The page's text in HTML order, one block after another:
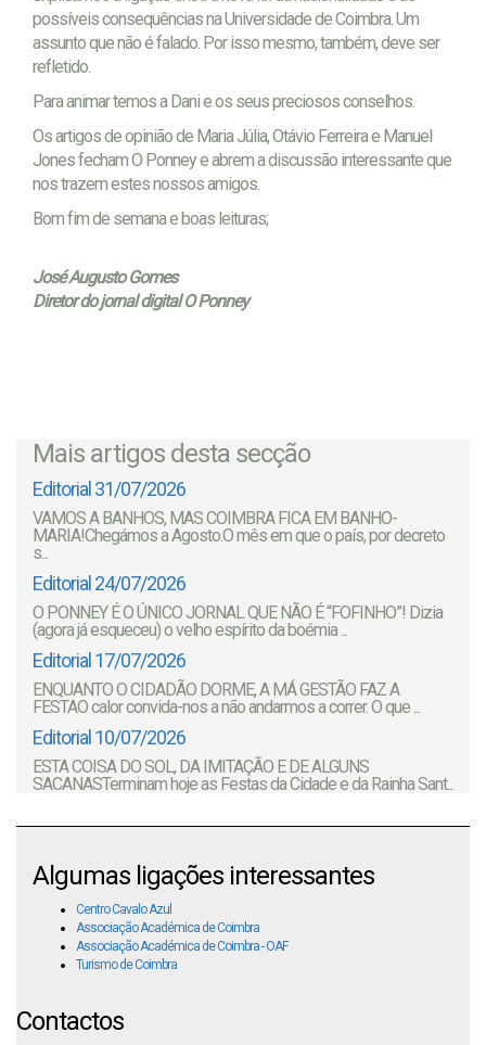
possíveis consequências na Universidade de Coimbra. Um
assunto que não é falado. Por isso mesmo, também, deve ser
refletido.
Para animar temos a Dani e os seus preciosos conselhos.
Os artigos de opinião de Maria Júlia, Otávio Ferreira e Manuel
Jones fecham O Ponney e abrem a discussão interessante que
nos trazem estes nossos amigos.
Bom fim de semana e boas leituras;
José Augusto Gomes
Diretor do jornal digital O Ponney
Mais artigos desta secção
Editorial 31/07/2026
VAMOS A BANHOS, MAS COIMBRA FICA EM BANHO-
MARIA!Chegámos a Agosto.O mês em que o país, por decreto
s...
Editorial 24/07/2026
O PONNEY É O ÚNICO JORNAL QUE NÃO É “FOFINHO”! Dizia
(agora já esqueceu) o velho espírito da boémia ...
Editorial 17/07/2026
ENQUANTO O CIDADÃO DORME, A MÁ GESTÃO FAZ A
FESTAO calor convida-nos a não andarmos a correr. O que ...
Editorial 10/07/2026
ESTA COISA DO SOL, DA IMITAÇÃO E DE ALGUNS
SACANASTerminam hoje as Festas da Cidade e da Rainha Sant...
Algumas ligações interessantes
Centro Cavalo Azul
Associação Académica de Coimbra
Associação Académica de Coimbra - OAF
Turismo de Coimbra
Contactos